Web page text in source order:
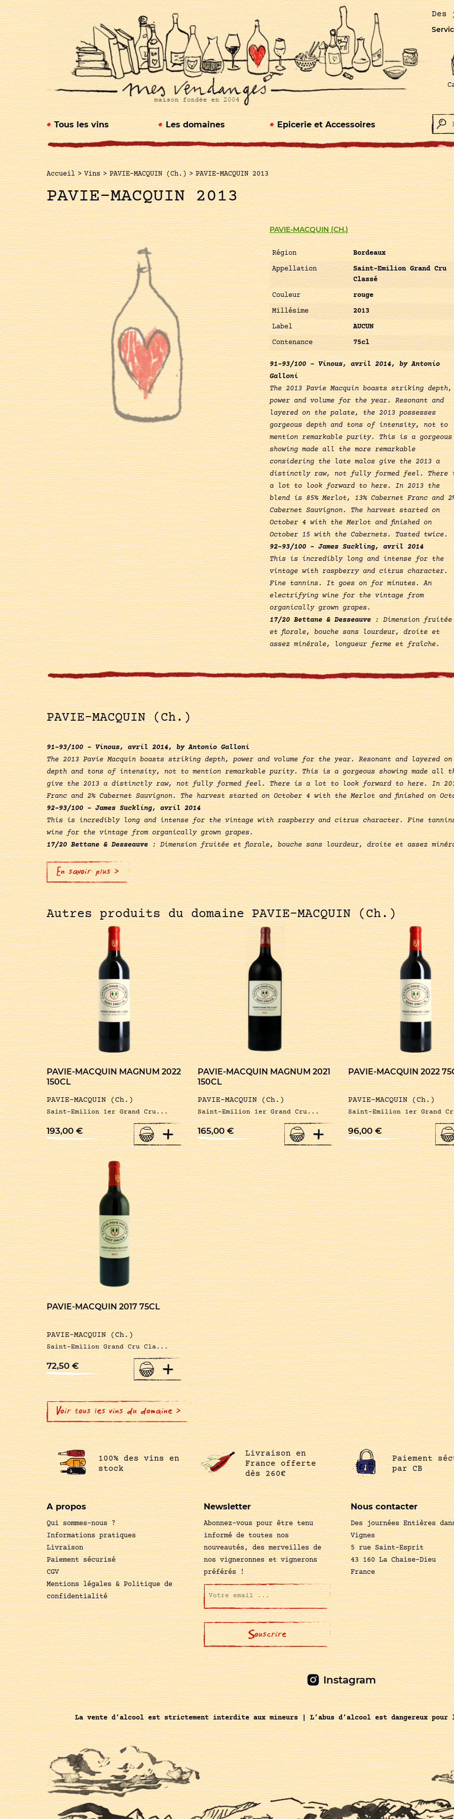
Des
Tous les vins Les domaines Epicerie et Accessoires
Accueil > Vins > PAVIE-MACQUIN (Ch.) > PAVIE-MACQUIN 2013
PAVIE-MACQUIN 2013
PAVIE-MACQUIN (CH.)
Région
Bordeaux
Appellation
Saint-Emilion Grand Cru
Classé
Couleur
rouge
Millésime
2013
Label
AUCUN
Contenance
75cl
91-93/100 – Vinous, avril 2014, by Antonio
Galloni
The 2013 Pavie Macquin boasts striking depth,
power and volume for the year. Resonant and
layered on the palate, the 2013 possesses
gorgeous depth and tons of intensity, not to
mention remarkable purity. This is a gorgeous
showing made all the more remarkable
considering the late malos give the 2013 a
distinctly raw, not fully formed feel. There
a lot to look forward to here. In 2013 the
blend is 85% Merlot, 13% Cabernet Franc and
Cabernet Sauvignon. The harvest started on
October 4 with the Merlot and finished on
October 15 with the Cabernets. Tasted twice.
92-93/100 – James Suckling, avril 2014
This is incredibly long and intense for the
vintage with raspberry and citrus character.
Fine tannins. It goes on for minutes. An
electrifying wine for the vintage from
organically grown grapes.
17/20 Bettane & Desseauve: Dimension fruitée
et florale, bouche sans lourdeur, droite et
assez minérale, longueur ferme et fraîche.
PAVIE-MACQUIN (Ch.)
91-93/100 - Vinous, avril 2014, by Antonio Galloni
The 2013 Pavie Macquin boasts striking depth, power and volume for the year. Resonant and layered
depth and tons of intensity, not to mention remarkable purity. This is a gorgeous showing made all
give the 2013 a distinctly raw, not fully formed feel. There is a lot to look forward to here. In 2013
Franc and 2% Cabernet Sauvignon. The harvest started on October 4 with the Merlot and finished on
92-93/100 - James Suckling, avril 2014
This is incredibly long and intense for the vintage with raspberry and citrus character. Fine
wine for the vintage from organically grown grapes.
17/20 Bettane & Desseauve: Dimension fruitée et florale, bouche sans lourdeur, droite et assez
En savoir plus >
Autres produits du domaine PAVIE-MACQUIN (Ch.)
PAVIE-MACQUIN MAGNUM 2022
150CL
PAVIE-MACQUIN (Ch.)
Saint-Emilion 1er Grand Cru...
193,00€ +
PAVIE-MACQUIN MAGNUM 2021
150CL
PAVIE-MACQUIN (Ch.)
Saint-Emilion 1er Grand Cru...
165,00€ +
PAVIE-MACQUIN 2022
PAVIE-MACQUIN (Ch.)
Saint-Emilion 1er Grand
96,00€
PAVIE-MACQUIN 2017 75CL
PAVIE-MACQUIN (Ch.)
Saint-Emilion Grand Cru Cla...
72,50€ +
Voir tous les vins du domaine >
100% des vins en
stock
Livraison en
France offerte
dès 260€
Paiement
par CB
A propos
Qui sommes-nous ?
Informations pratiques
Livraison
Paiement sécurisé
CGV
Mentions légales & Politique de
confidentialité
Newsletter
Abonnez-vous pour être tenu
informé de toutes nos
nouveautés, des merveilles de
nos vigneronnes et vignerons
préférés !
Nous contacter
Des journées Entières
Vignes
5 rue Saint-Esprit
43 160 La Chaise-Dieu
France
Instagram
La vente d’alcool est strictement interdite aux mineurs | L’abus d’alcool est dangereux pour